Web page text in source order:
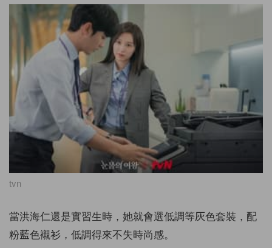
tvn
當洪海仁還是實習生時，她就會選低調等灰色套裝，配
粉藍色襯衫，低調得來不失時尚感。